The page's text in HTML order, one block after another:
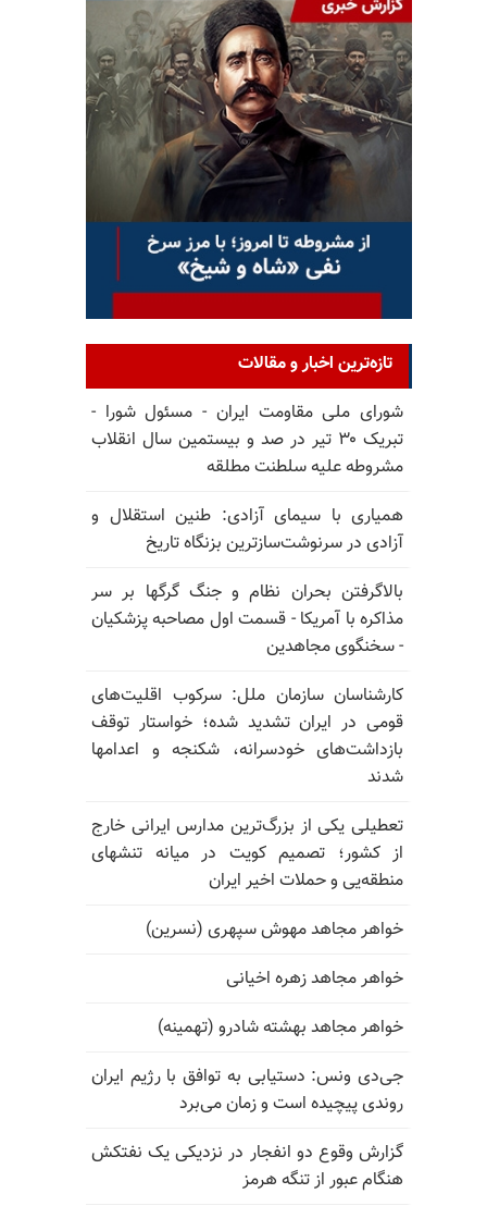
تازه‌ترین اخبار و مقالات
شورای ملی مقاومت ایران - مسئول شورا -
تبریک ۳۰ تیر در صد و بیستمین سال انقلاب
مشروطه علیه سلطنت مطلقه
همیاری با سیمای آزادی: طنین استقلال و
آزادی در سرنوشت‌سازترین بزنگاه تاریخ
بالا‌گرفتن بحران نظام و جنگ گرگها بر سر
مذاکره با آمریکا - قسمت اول مصاحبه پزشکیان
- سخنگوی مجاهدین
کارشناسان سازمان ملل: سرکوب اقلیت‌های
قومی در ایران تشدید شده؛ خواستار توقف
بازداشت‌های خودسرانه، شکنجه و اعدامها
شدند
تعطیلی یکی از بزرگ‌ترین مدارس ایرانی خارج
از کشور؛ تصمیم کویت در میانه تنشهای
منطقه‌یی و حملات اخیر ایران
خواهر مجاهد مهوش سپهری (نسرین)
خواهر مجاهد زهره اخیانی
خواهر مجاهد بهشته شادرو (تهمینه)
جی‌دی ونس: دستیابی به توافق با رژیم ایران
روندی پیچیده است و زمان می‌برد
گزارش وقوع دو انفجار در نزدیکی یک نفتکش
هنگام عبور از تنگه هرمز